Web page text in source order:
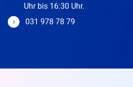
Uhr bis 16:30 Uhr.
031 978 78 79